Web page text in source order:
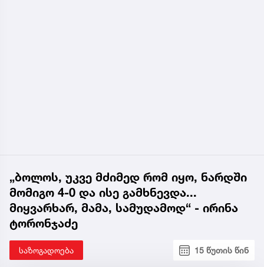
„ბოლოს, უკვე მძიმედ რომ იყო, ნარდში
მომიგო 4-0 და ისე გამხნევდა...
მიყვარხარ, მამა, სამუდამოდ“ - ირინა
ტორონჯაძე
საზოგადოება 15 წუთის წინ